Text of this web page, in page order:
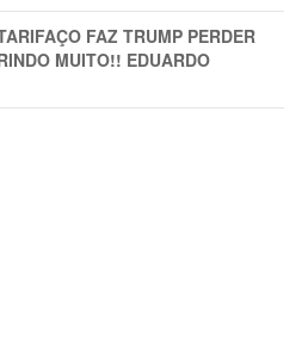
FAZ TRUMP PERDER
MUITO!! EDUARDO